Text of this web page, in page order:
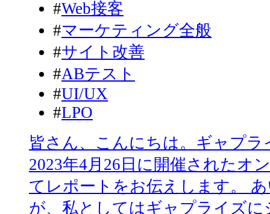
#Web接客
#マーケティング全般
#サイト改善
#ABテスト
#UI/UX
#LPO
皆さん、こんにちは。ギャプ
2023年4月26日に開催されたオ
てレポートをお伝えします。
が、私としてはギャプライズ